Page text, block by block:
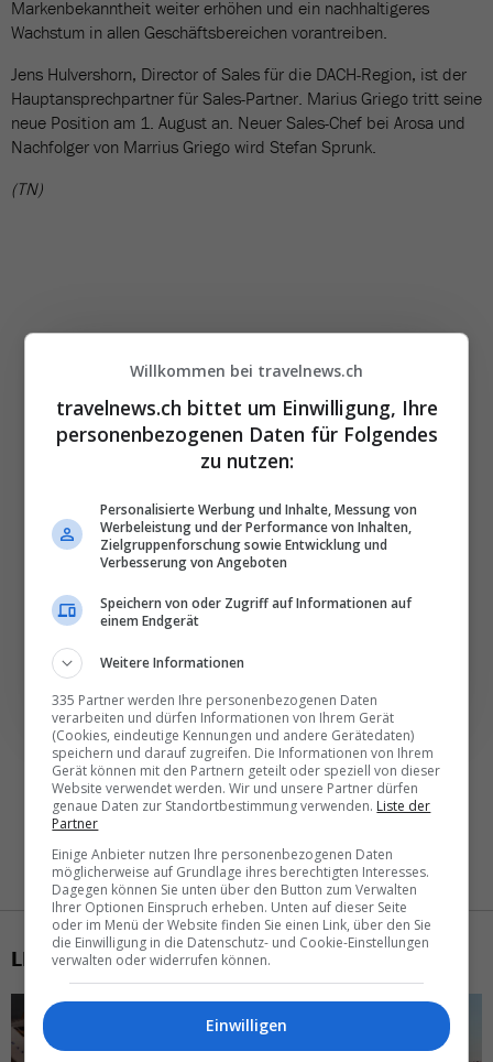
Markenbekanntheit weiter erhöhen und ein nachhaltigeres
Wachstum in allen Geschäftsbereichen vorantreiben.
Jens Hulvershorn, Director of Sales für die DACH-Region, ist der
Hauptansprechpartner für Sales-Partner. Marius Griego tritt seine
neue Position am 1. August an. Neuer Sales-Chef bei Arosa und
Nachfolger von Marrius Griego wird Stefan Sprunk.
(TN)
Die wichtigsten und
besten News direkt in
Täglich oder wöchentlich, mit mehr Insights oder
weniger. Bei Travel­news haben Sie die Wahl.
LETZTE MELDUNGEN
Willkommen bei travelnews.ch
travelnews.ch bittet um Einwilligung, Ihre
personenbezogenen Daten für Folgendes
zu nutzen:
Personalisierte Werbung und Inhalte, Messung von
Werbeleistung und der Performance von Inhalten,
Zielgruppenforschung sowie Entwicklung und
Verbesserung von Angeboten
Speichern von oder Zugriff auf Informationen auf
einem Endgerät
Weitere Informationen
335 Partner werden Ihre personenbezogenen Daten
verarbeiten und dürfen Informationen von Ihrem Gerät
(Cookies, eindeutige Kennungen und andere Gerätedaten)
speichern und darauf zugreifen. Die Informationen von Ihrem
Gerät können mit den Partnern geteilt oder speziell von dieser
Website verwendet werden. Wir und unsere Partner dürfen
genaue Daten zur Standortbestimmung verwenden. Liste der
Partner
Einige Anbieter nutzen Ihre personenbezogenen Daten
möglicherweise auf Grundlage ihres berechtigten Interesses.
Dagegen können Sie unten über den Button zum Verwalten
Ihrer Optionen Einspruch erheben. Unten auf dieser Seite
oder im Menü der Website finden Sie einen Link, über den Sie
die Einwilligung in die Datenschutz- und Cookie-Einstellungen
verwalten oder widerrufen können.
Einwilligen